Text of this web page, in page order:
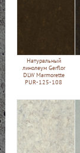
Натуральный
линолеум Gerflor
DLW Marmorette
PUR-125-108